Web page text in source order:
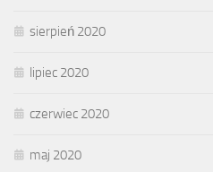
sierpień 2020
lipiec 2020
czerwiec 2020
maj 2020